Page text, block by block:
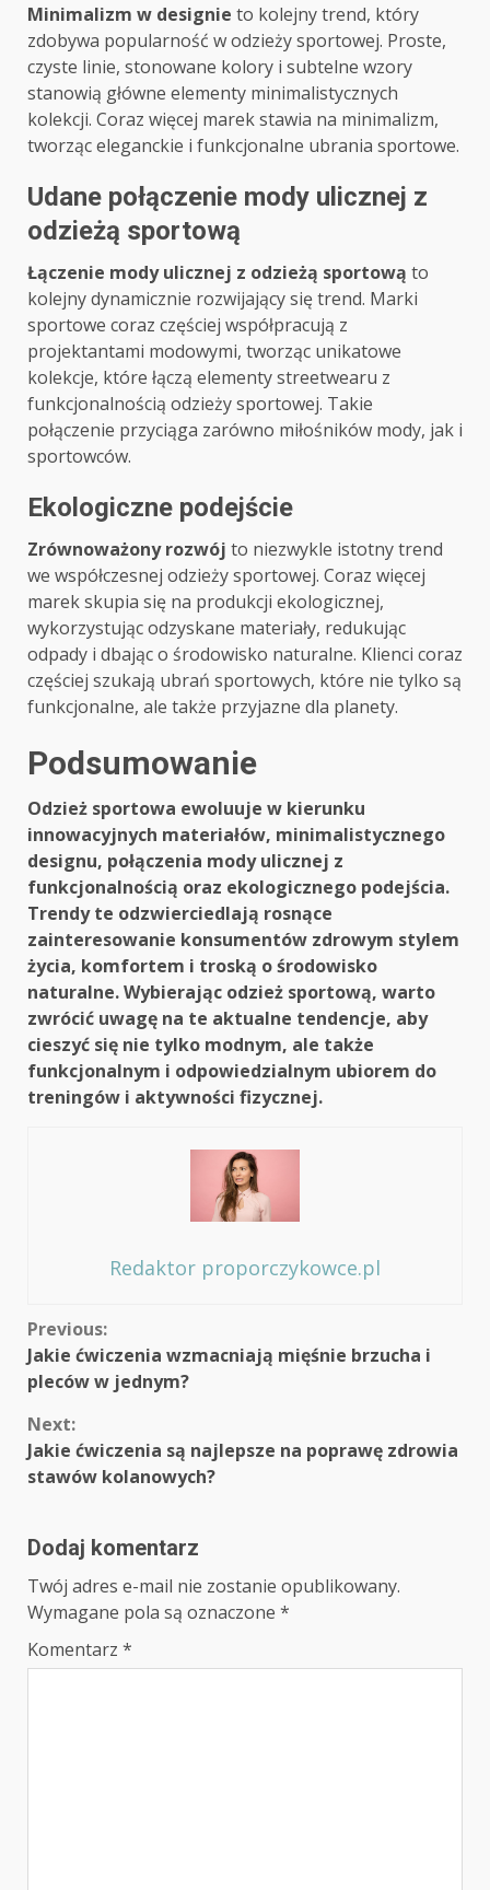
Minimalizm w designie to kolejny trend, który
zdobywa popularność w odzieży sportowej. Proste,
czyste linie, stonowane kolory i subtelne wzory
stanowią główne elementy minimalistycznych
kolekcji. Coraz więcej marek stawia na minimalizm,
tworząc eleganckie i funkcjonalne ubrania sportowe.
Udane połączenie mody ulicznej z
odzieżą sportową
Łączenie mody ulicznej z odzieżą sportową to
kolejny dynamicznie rozwijający się trend. Marki
sportowe coraz częściej współpracują z
projektantami modowymi, tworząc unikatowe
kolekcje, które łączą elementy streetwearu z
funkcjonalnością odzieży sportowej. Takie
połączenie przyciąga zarówno miłośników mody, jak i
sportowców.
Ekologiczne podejście
Zrównoważony rozwój to niezwykle istotny trend
we współczesnej odzieży sportowej. Coraz więcej
marek skupia się na produkcji ekologicznej,
wykorzystując odzyskane materiały, redukując
odpady i dbając o środowisko naturalne. Klienci coraz
częściej szukają ubrań sportowych, które nie tylko są
funkcjonalne, ale także przyjazne dla planety.
Podsumowanie
Odzież sportowa ewoluuje w kierunku
innowacyjnych materiałów, minimalistycznego
designu, połączenia mody ulicznej z
funkcjonalnością oraz ekologicznego podejścia.
Trendy te odzwierciedlają rosnące
zainteresowanie konsumentów zdrowym stylem
życia, komfortem i troską o środowisko
naturalne. Wybierając odzież sportową, warto
zwrócić uwagę na te aktualne tendencje, aby
cieszyć się nie tylko modnym, ale także
funkcjonalnym i odpowiedzialnym ubiorem do
treningów i aktywności fizycznej.
Redaktor proporczykowce.pl
Continue
Reading
Previous:
Jakie ćwiczenia wzmacniają mięśnie brzucha i
pleców w jednym?
Next:
Jakie ćwiczenia są najlepsze na poprawę zdrowia
stawów kolanowych?
Dodaj komentarz
Twój adres e-mail nie zostanie opublikowany.
Wymagane pola są oznaczone *
Komentarz *